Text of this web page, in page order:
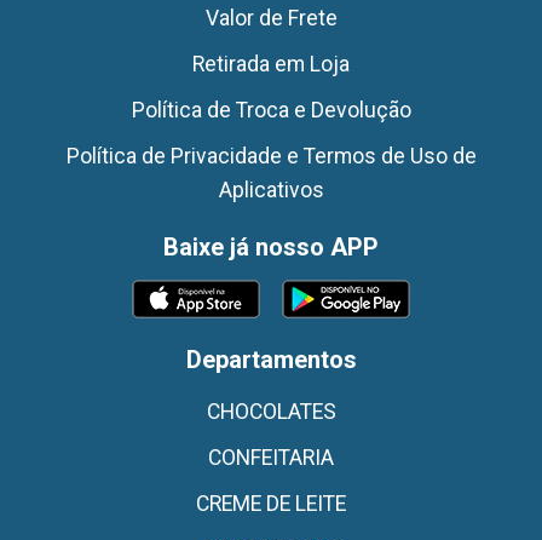
Valor de Frete
Retirada em Loja
Política de Troca e Devolução
Política de Privacidade e Termos de Uso de
Aplicativos
Baixe já nosso APP
Departamentos
CHOCOLATES
CONFEITARIA
CREME DE LEITE